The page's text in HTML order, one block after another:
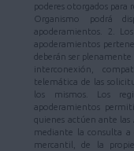
poderes otorgados para
Organismo podrá
apoderamientos. 2.
apoderamientos
deberán ser
interconexión,
telemática de las
los mismos. Los
apoderamientos
quienes actúen ante las
mediante la consulta a
mercantil, de la